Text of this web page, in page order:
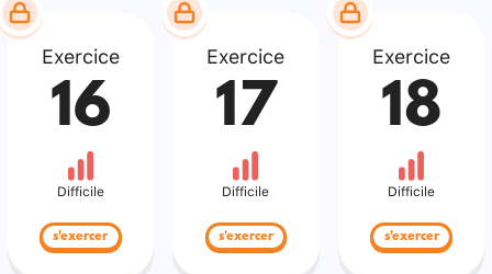
Exercice
16
Difficile
s'exercer
Exercice
17
Difficile
s'exercer
Exercice
18
Difficile
s'exercer